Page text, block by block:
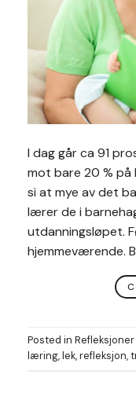
I dag går ca 91
mot bare 20 % på
si at mye av det
lærer de i
utdanningsløpet.
hjemmeværende.
Posted in
læring,lek,refleksjon,